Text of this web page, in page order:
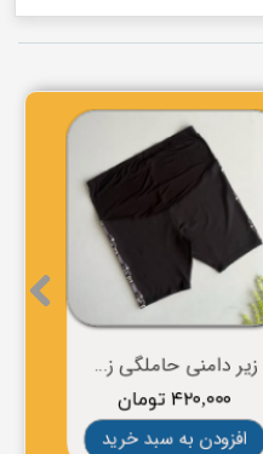
زیر دامنی حاملگی زنانه برند max
۴۲۰,۰۰۰ تومان
افزودن به سبد خرید